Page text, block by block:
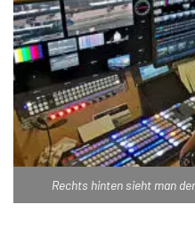
Rechts hinten sieht man